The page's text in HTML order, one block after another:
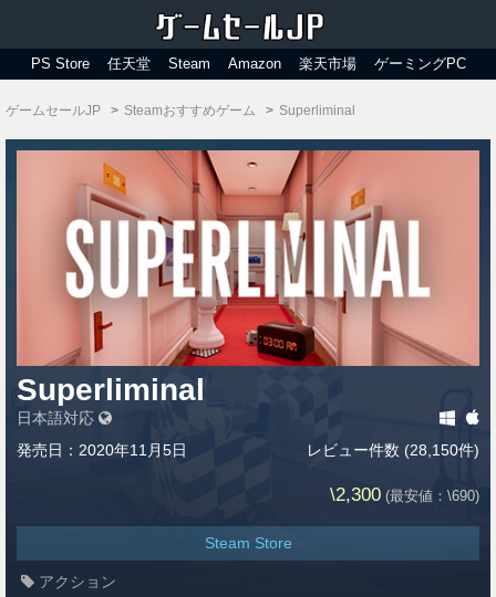
PS Store 任天堂 Steam Amazon 楽天市場 ゲーミングPC
ゲームセールJP Steamおすすめゲーム Superliminal
Superliminal
日本語対応
発売日：2020年11月5日
レビュー件数 (28,150件)
\2,300 (最安値：\690)
Steam Store
アクション